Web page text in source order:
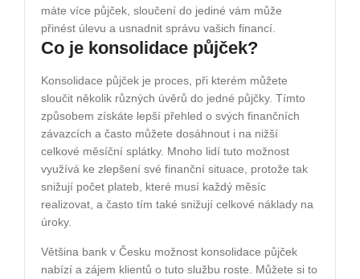
máte více půjček, sloučení do jediné vám může
přinést úlevu a usnadnit správu vašich financí.
Co je konsolidace půjček?
Konsolidace půjček je proces, při kterém můžete
sloučit několik různých úvěrů do jedné půjčky. Tímto
způsobem získáte lepší přehled o svých finančních
závazcích a často můžete dosáhnout i na nižší
celkové měsíční splátky. Mnoho lidí tuto možnost
využívá ke zlepšení své finanční situace, protože tak
snižují počet plateb, které musí každý měsíc
realizovat, a často tím také snižují celkové náklady na
úroky.
Většina bank v Česku možnost konsolidace půjček
nabízí a zájem klientů o tuto službu roste. Můžete si to